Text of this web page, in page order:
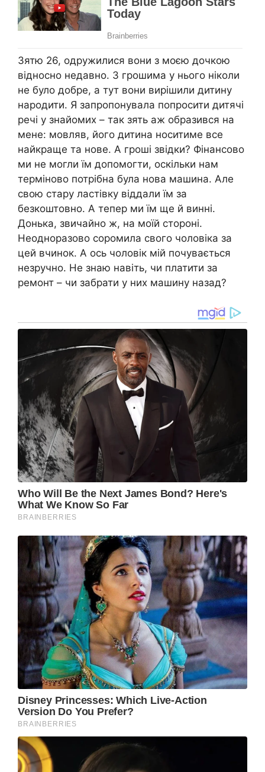
Зятю 26, одружилися вони з моєю дочкою
відносно недавно. З грошима у нього ніколи
не було добре, а тут вони вирішили дитину
народити. Я запропонувала попросити дитячі
речі у знайомих – так зять аж образився на
мене: мовляв, його дитина носитиме все
найкраще та нове. А гроші звідки? Фінансово
ми не могли їм допомогти, оскільки нам
терміново потрібна була нова машина. Але
свою стару ластівку віддали їм за
безкоштовно. А тепер ми їм ще й винні.
Донька, звичайно ж, на моїй стороні.
Неодноразово соромила свого чоловіка за
цей вчинок. А ось чоловік мій почувається
незручно. Не знаю навіть, чи платити за
ремонт – чи забрати у них машину назад?